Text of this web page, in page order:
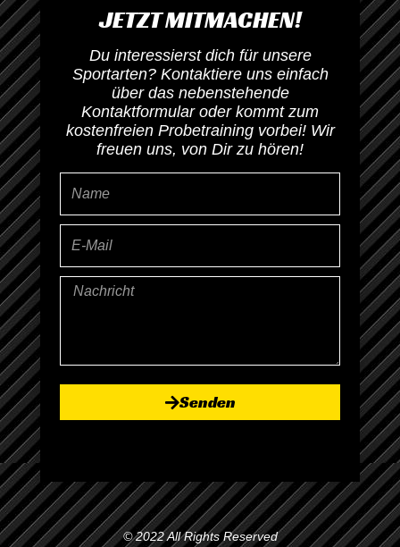
JETZT MITMACHEN!
Du interessierst dich für unsere
Sportarten? Kontaktiere uns einfach
über das nebenstehende
Kontaktformular oder kommt zum
kostenfreien Probetraining vorbei! Wir
freuen uns, von Dir zu hören!
Mail
Nachricht
Senden
© 2022 All Rights Reserved